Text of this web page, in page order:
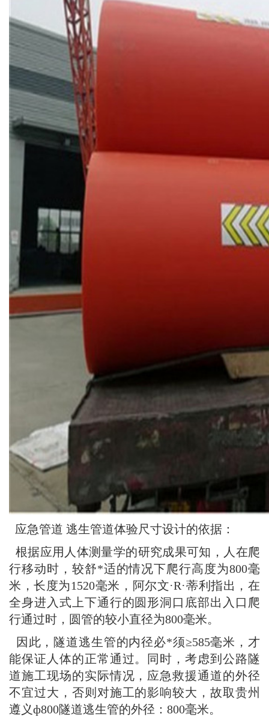
应急管道 逃生管道体验尺寸设计的依据：
根据应用人体测量学的研究成果可知，人在爬
行移动时，较舒*适的情况下爬行高度为800毫
米，长度为1520毫米，阿尔文·R·蒂利指出，在
全身进入式上下通行的圆形洞口底部出入口爬
行通过时，圆管的较小直径为800毫米。
因此，隧道逃生管的内径必*须≥585毫米，才
能保证人体的正常通过。同时，考虑到公路隧
道施工现场的实际情况，应急救援通道的外径
不宜过大，否则对施工的影响较大，故取贵州
遵义ф800隧道逃生管的外径：800毫米。